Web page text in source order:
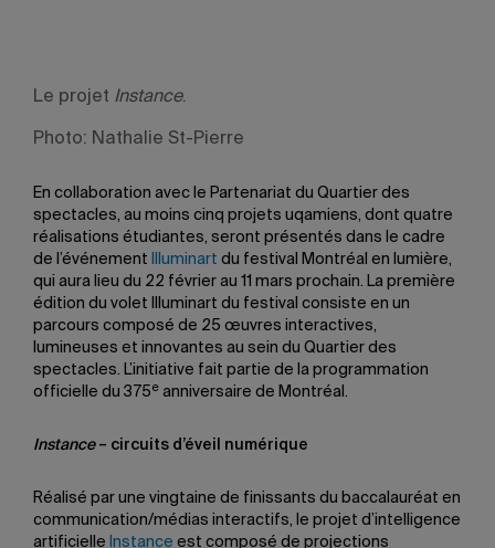
Le projet Instance.
Photo: Nathalie St-Pierre
En collaboration avec le Partenariat du Quartier des
spectacles, au moins cinq projets uqamiens, dont quatre
réalisations étudiantes, seront présentés dans le cadre
de l’événement
Illuminart du festival Montréal en lumière,
qui aura lieu du 22 février au 11 mars prochain. La première
édition du volet Illuminart du festival consiste en un
parcours composé de 25 œuvres interactives,
lumineuses et innovantes au sein du Quartier des
spectacles. L’initiative fait partie de la programmation
officielle du 375 e anniversaire de Montréal.
Instance– circuits d’éveil numérique
Réalisé par une vingtaine de finissants du baccalauréat en
communication/médias interactifs, le projet d’intelligence
artificielle Instance est composé de projections